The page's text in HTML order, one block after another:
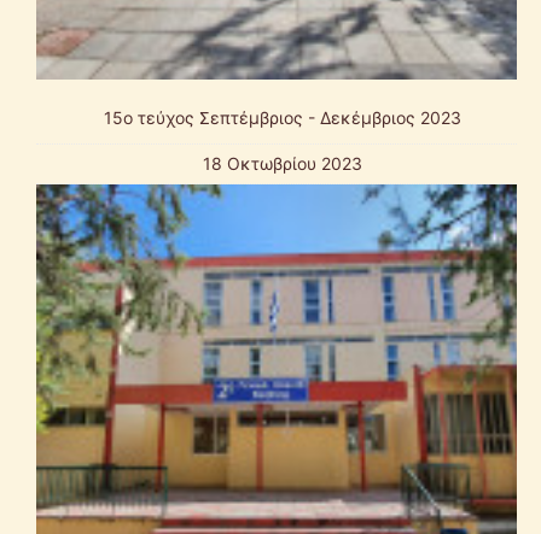
15ο τεύχος Σεπτέμβριος - Δεκέμβριος 2023
18 Οκτωβρίου 2023